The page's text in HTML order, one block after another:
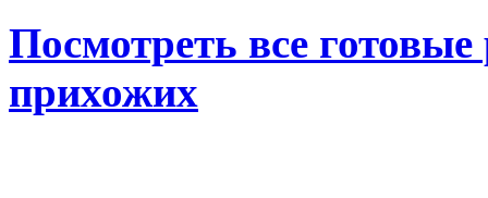
Посмотреть все
прихожих